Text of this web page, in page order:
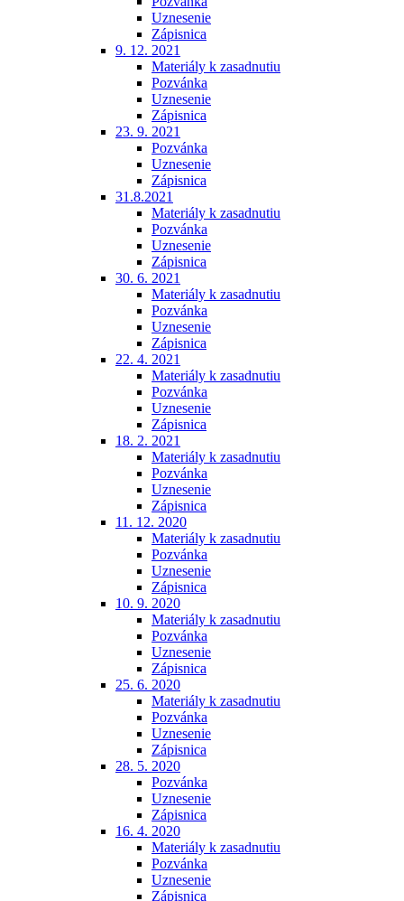
Uznesenie
Zápisnica
9. 12. 2021
Materiály k zasadnutiu
Pozvánka
Uznesenie
Zápisnica
23. 9. 2021
Pozvánka
Uznesenie
Zápisnica
31.8.2021
Materiály k zasadnutiu
Pozvánka
Uznesenie
Zápisnica
30. 6. 2021
Materiály k zasadnutiu
Pozvánka
Uznesenie
Zápisnica
22. 4. 2021
Materiály k zasadnutiu
Pozvánka
Uznesenie
Zápisnica
18. 2. 2021
Materiály k zasadnutiu
Pozvánka
Uznesenie
Zápisnica
11. 12. 2020
Materiály k zasadnutiu
Pozvánka
Uznesenie
Zápisnica
10. 9. 2020
Materiály k zasadnutiu
Pozvánka
Uznesenie
Zápisnica
25. 6. 2020
Materiály k zasadnutiu
Pozvánka
Uznesenie
Zápisnica
28. 5. 2020
Pozvánka
Uznesenie
Zápisnica
16. 4. 2020
Materiály k zasadnutiu
Pozvánka
Uznesenie
Zápisnica